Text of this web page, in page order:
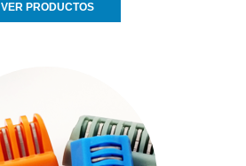
VER PRODUCTOS